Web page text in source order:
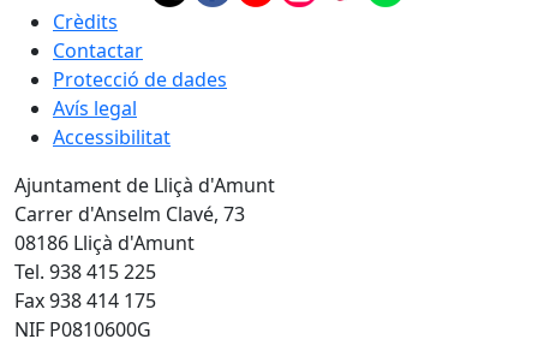
Crèdits
Contactar
Protecció de dades
Avís legal
Accessibilitat
Ajuntament de Lliçà d'Amunt
Carrer d'Anselm Clavé, 73
08186 Lliçà d'Amunt
Tel. 938 415 225
Fax 938 414 175
NIF P0810600G